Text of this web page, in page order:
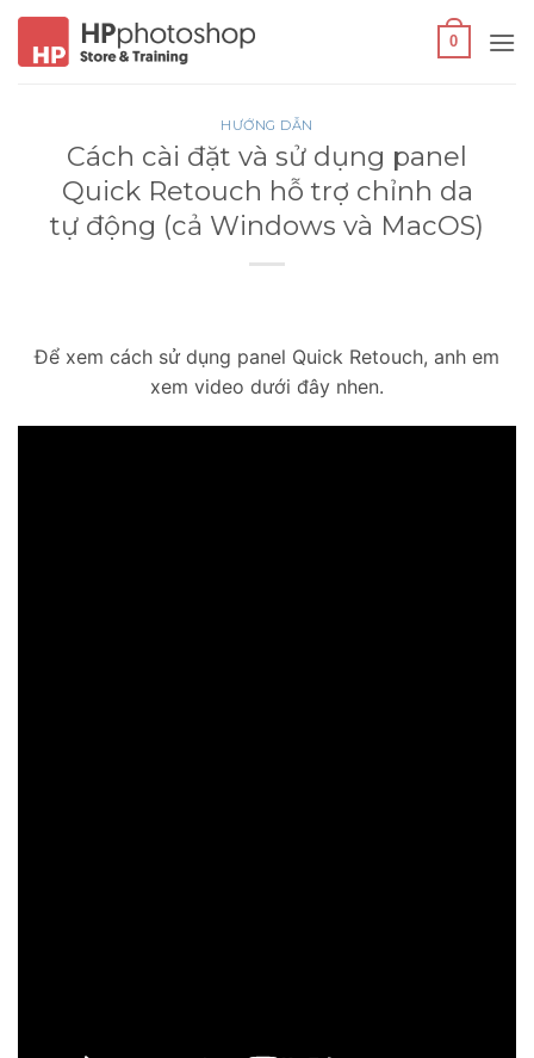
Bỏ
nội
0
HƯỚNG DẪN
Cách cài đặt và sử dụng panel
Quick Retouch hỗ trợ chỉnh da
tự động (cả Windows và MacOS)
Để xem cách sử dụng panel Quick Retouch, anh em
xem video dưới đây nhen.